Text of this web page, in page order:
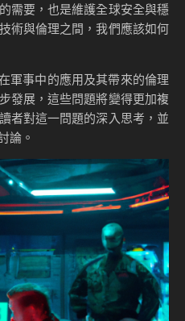
需要，也是維護全球安全與穩
術與倫理之間，我們應該如何
軍事中的應用及其帶來的倫理
發展，這些問題將變得更加複
者對這一問題的深入思考，並
論。